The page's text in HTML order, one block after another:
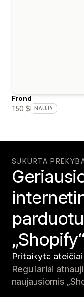
Frond
150 $
NAUJA
SUKURTA
Pritaikyta ateičiai
Reguliariai
naujausiomis